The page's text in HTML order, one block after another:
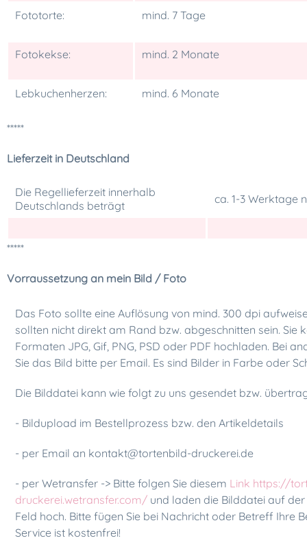
Fototorte: mind. 7 Tage
Fotokekse: mind. 2 Monate
Lebkuchenherzen: mind. 6 Monate
*****
Lieferzeit in Deutschland
Die Regellieferzeit innerhalb
Deutschlands beträgt
ca. 1-3 Werktage
*****
Vorraussetzung an mein Bild / Foto
Das Foto sollte eine Auflösung von mind. 300 dpi
sollten nicht direkt am Rand bzw. abgeschnitten sein. Sie
Formaten JPG, Gif, PNG, PSD oder PDF hochladen. Bei
Sie das Bild bitte per Email. Es sind Bilder in Farbe oder
Die Bilddatei kann wie folgt zu uns gesendet bzw.
- Bildupload im Bestellprozess bzw. den Artikeldetails
- per Email an kontakt@tortenbild-druckerei.de
- per Wetransfer -> Bitte folgen Sie diesem Link https://
druckerei.wetransfer.com/ und laden die Bilddatei auf
Feld hoch. Bitte fügen Sie bei Nachricht oder Betreff Ihre
Service ist kostenfrei!